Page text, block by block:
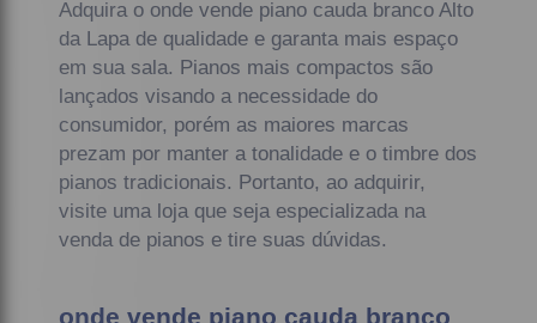
Adquira o onde vende piano cauda branco Alto
da Lapa de qualidade e garanta mais espaço
em sua sala. Pianos mais compactos são
lançados visando a necessidade do
consumidor, porém as maiores marcas
prezam por manter a tonalidade e o timbre dos
pianos tradicionais. Portanto, ao adquirir,
visite uma loja que seja especializada na
venda de pianos e tire suas dúvidas.
onde vende piano cauda branco